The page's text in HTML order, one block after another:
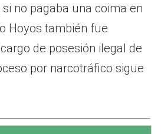
no pagaba una coima en
Hoyos también fue
de posesión ilegal de
por narcotráfico sigue